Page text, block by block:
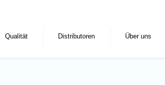
Qualität Distributoren Über uns